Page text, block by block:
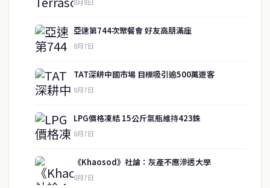
亞速第744次聚餐會 好友高朋滿座
8月7日
TAT深耕中國市場 目標吸引逾500萬遊客
8月7日
LPG價格凍結 15公斤氣瓶維持423銖
8月7日
《Khaosod》社論：灰產不應滲透大學
8月7日
關於我們
service@thaichinesenews.com